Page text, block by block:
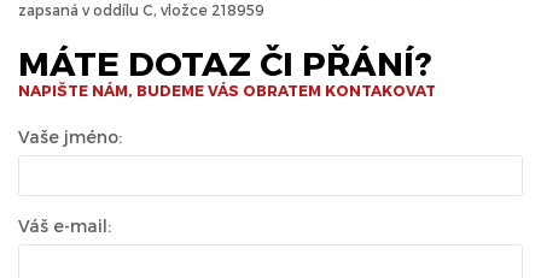
zapsaná v oddílu C, vložce 218959
MÁTE DOTAZ ČI PŘÁNÍ?
NAPIŠTE NÁM, BUDEME VÁS OBRATEM KONTAKOVAT
Vaše jméno:
Váš e-mail: